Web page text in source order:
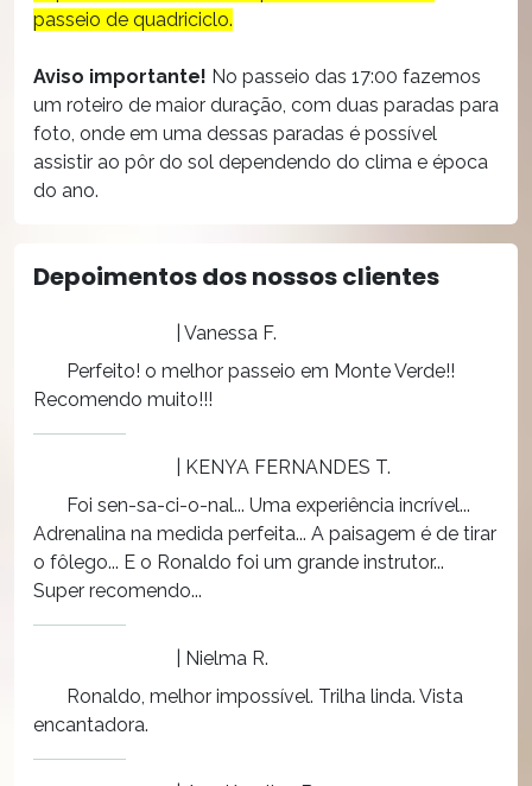
passeio de quadriciclo.
Aviso importante! No passeio das 17:00 fazemos
um roteiro de maior duração, com duas paradas para
foto, onde em uma dessas paradas é possível
assistir ao pôr do sol dependendo do clima e época
do ano.
Depoimentos dos nossos clientes
| Vanessa F.
Perfeito! o melhor passeio em Monte Verde!!
Recomendo muito!!!
| KENYA FERNANDES T.
Foi sen-sa-ci-o-nal... Uma experiência incrível...
Adrenalina na medida perfeita... A paisagem é de tirar
o fôlego... E o Ronaldo foi um grande instrutor...
Super recomendo...
| Nielma R.
Ronaldo, melhor impossível. Trilha linda. Vista
encantadora.